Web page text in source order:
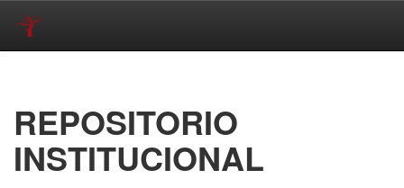
REPOSITORIO
INSTITUCIONAL